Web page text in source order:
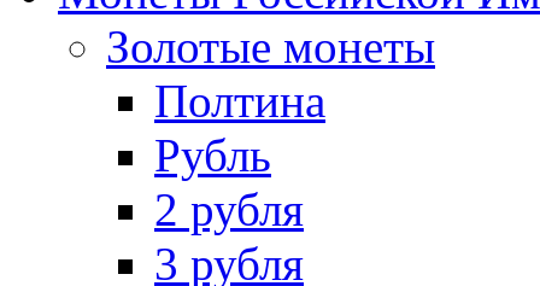
Золотые монеты
Полтина
Рубль
2 рубля
3 рубля